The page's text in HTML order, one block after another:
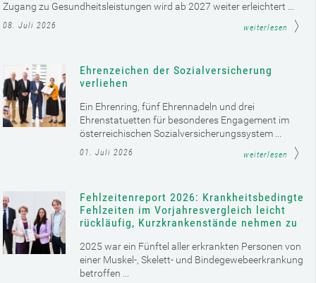
Zugang zu Gesundheitsleistungen wird ab 2027 weiter erleichtert ...
08. Juli 2026 weiterlesen
Ehrenzeichen der Sozialversicherung
verliehen
Ein Ehrenring, fünf Ehrennadeln und drei
Ehrenstatuetten für besonderes Engagement im
österreichischen Sozialversicherungssystem ...
01. Juli 2026 weiterlesen
Fehlzeitenreport 2026: Krankheitsbedingte
Fehlzeiten im Vorjahresvergleich leicht
rückläufig, Kurzkrankenstände nehmen zu
2025 war ein Fünftel aller erkrankten Personen von
einer Muskel-, Skelett- und Bindegewebeerkrankung
betroffen ...